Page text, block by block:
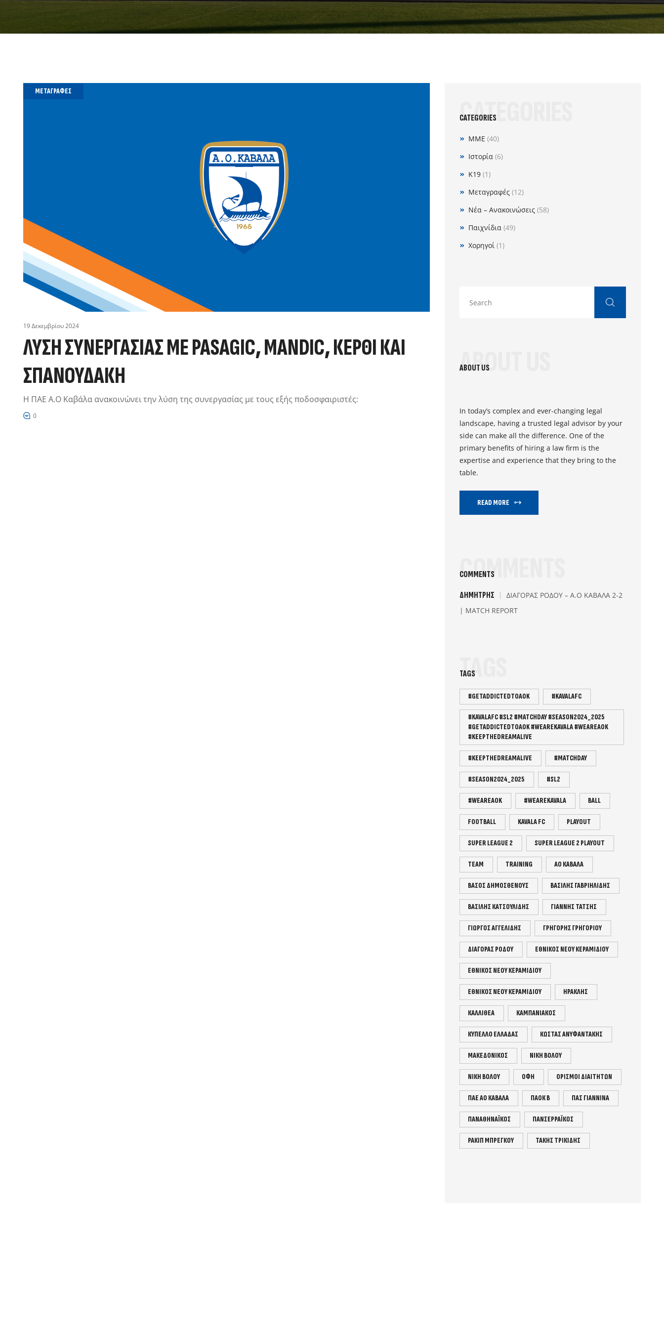
2009-2012
ΜΕΤΑΓΡΑΦΈΣ
19 Δεκεμβρίου 2024
ΛΥΣΗ ΣΥΝΕΡΓΑΣΙΑΣ ΜΕ PASAGIC, MANDIC, ΚΈΡΘΙ ΚΑΙ
ΣΠΑΝΟΥΔΆΚΗ
Η ΠΑΕ Α.Ο Καβάλα ανακοινώνει την λύση της συνεργασίας με τους εξής ποδοσφαιριστές:
0
CATEGORIES
CATEGORIES
MME (40)
Ιστορία (6)
Κ19 (1)
Μεταγραφές (12)
Νέα – Ανακοινώσεις (58)
Παιχνίδια (49)
Χορηγοί (1)
ABOUT US
ABOUT US
In today’s complex and ever-changing legal
landscape, having a trusted legal advisor by your
side can make all the difference. One of the
primary benefits of hiring a law firm is the
expertise and experience that they bring to the
table.
READ MORE
COMMENTS
COMMENTS
ΔΗΜΉΤΡΗΣ
ΔΙΑΓΟΡΑΣ ΡΟΔΟΥ – Α.Ο ΚΑΒΑΛΑ 2-2
| MATCH REPORT
TAGS
TAGS
#GETADDICTEDTOAOK #KAVALAFC
#KAVALAFC #SL2 #MATCHDAY #SEASON2024_2025
#GETADDICTEDTOAOK #WEAREKAVALA #WEAREAOK
#KEEPTHEDREAMALIVE
#KEEPTHEDREAMALIVE #MATCHDAY
#SEASON2024_2025 #SL2
#WEAREAOK #WEAREKAVALA BALL
FOOTBALL KAVALA FC PLAYOUT
SUPER LEAGUE 2 SUPER LEAGUE 2 PLAYOUT
TEAM TRAINING ΑΟ ΚΑΒΑΛΑ
ΒΆΣΟΣ ΔΗΜΟΣΘΕΝΟΥΣ ΒΑΣΙΛΗΣ ΓΑΒΡΙΗΛΙΔΗΣ
ΒΑΣΙΛΗΣ ΚΑΤΣΟΥΛΙΔΗΣ ΓΙΑΝΝΗΣ ΤΑΤΣΗΣ
ΓΙΩΡΓΟΣ ΑΓΓΕΛΙΔΗΣ ΓΡΗΓΟΡΗΣ ΓΡΗΓΟΡΙΟΥ
ΔΙΑΓΟΡΑΣ ΡΟΔΟΥ ΕΘΝΙΚΟΣ ΝΕΟΥ ΚΕΡΑΜΙΔΙΟΥ
ΕΘΝΙΚΌΣ ΝΈΟΥ ΚΕΡΑΜΙΔΊΟΥ
ΕΘΝΙΚΌΣ ΝΕΟΥ ΚΕΡΑΜΙΔΙΟΥ ΗΡΑΚΛΗΣ
ΚΑΛΛΙΘΕΑ ΚΑΜΠΑΝΙΑΚΟΣ
ΚΥΠΕΛΛΟ ΕΛΛΑΔΑΣ ΚΩΣΤΑΣ ΑΝΥΦΑΝΤΑΚΗΣ
ΜΑΚΕΔΟΝΙΚΟΣ ΝΊΚΗ ΒΌΛΟΥ
ΝΙΚΗ ΒΟΛΟΥ ΟΦΗ ΟΡΙΣΜΟΙ ΔΙΑΙΤΗΤΩΝ
ΠΑΕ ΑΟ ΚΑΒΑΛΑ ΠΑΟΚ Β ΠΑΣ ΓΙΑΝΝΙΝΑ
ΠΑΝΑΘΗΝΑΪΚΟΣ ΠΑΝΣΕΡΡΑΪΚΟΣ
ΡΑΚΙΠ ΜΠΡΕΓΚΟΥ ΤΑΚΗΣ ΤΡΙΚΙΔΗΣ